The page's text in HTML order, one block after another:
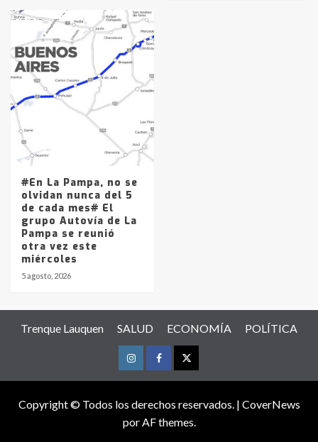
#En La Pampa, no se
olvidan nunca del 5
de cada mes# El
grupo Autovía de La
Pampa se reunió
otra vez este
miércoles
5 agosto, 2026
Trenque Lauquen SALUD ECONOMÍA POLÍTICA
InstagramFacebookTwitter
Copyright © Todos los derechos reservados. | CoverNews
por AF themes.